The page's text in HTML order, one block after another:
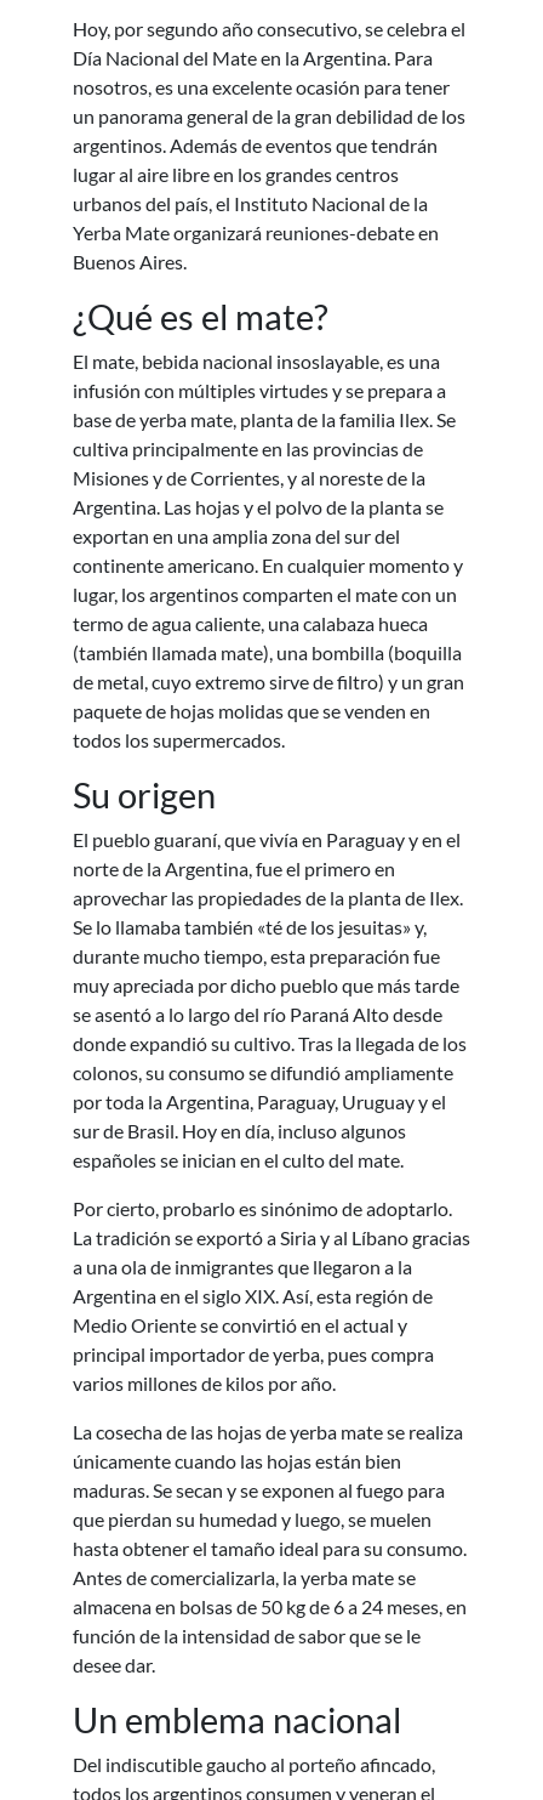
Hoy, por segundo año consecutivo, se celebra el
Día Nacional del Mate en la Argentina. Para
nosotros, es una excelente ocasión para tener
un panorama general de la gran debilidad de los
argentinos. Además de eventos que tendrán
lugar al aire libre en los grandes centros
urbanos del país, el Instituto Nacional de la
Yerba Mate organizará reuniones-debate en
Buenos Aires.
¿Qué es el mate?
El mate, bebida nacional insoslayable, es una
infusión con múltiples virtudes y se prepara a
base de yerba mate, planta de la familia Ilex. Se
cultiva principalmente en las provincias de
Misiones y de Corrientes, y al noreste de la
Argentina. Las hojas y el polvo de la planta se
exportan en una amplia zona del sur del
continente americano. En cualquier momento y
lugar, los argentinos comparten el mate con un
termo de agua caliente, una calabaza hueca
(también llamada mate), una bombilla (boquilla
de metal, cuyo extremo sirve de filtro) y un gran
paquete de hojas molidas que se venden en
todos los supermercados.
Su origen
El pueblo guaraní, que vivía en Paraguay y en el
norte de la Argentina, fue el primero en
aprovechar las propiedades de la planta de Ilex.
Se lo llamaba también «té de los jesuitas» y,
durante mucho tiempo, esta preparación fue
muy apreciada por dicho pueblo que más tarde
se asentó a lo largo del río Paraná Alto desde
donde expandió su cultivo. Tras la llegada de los
colonos, su consumo se difundió ampliamente
por toda la Argentina, Paraguay, Uruguay y el
sur de Brasil. Hoy en día, incluso algunos
españoles se inician en el culto del mate.
Por cierto, probarlo es sinónimo de adoptarlo.
La tradición se exportó a Siria y al Líbano gracias
a una ola de inmigrantes que llegaron a la
Argentina en el siglo XIX. Así, esta región de
Medio Oriente se convirtió en el actual y
principal importador de yerba, pues compra
varios millones de kilos por año.
La cosecha de las hojas de yerba mate se realiza
únicamente cuando las hojas están bien
maduras. Se secan y se exponen al fuego para
que pierdan su humedad y luego, se muelen
hasta obtener el tamaño ideal para su consumo.
Antes de comercializarla, la yerba mate se
almacena en bolsas de 50 kg de 6 a 24 meses, en
función de la intensidad de sabor que se le
desee dar.
Un emblema nacional
Del indiscutible gaucho al porteño afincado,
todos los argentinos consumen y veneran el